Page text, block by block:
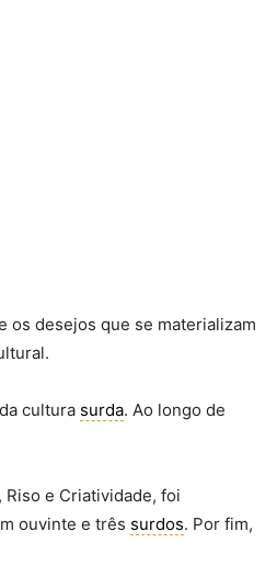
os desejos que se materializam
cultura surda. Ao longo de
e Criatividade, foi
ouvinte e três surdos. Por fim,